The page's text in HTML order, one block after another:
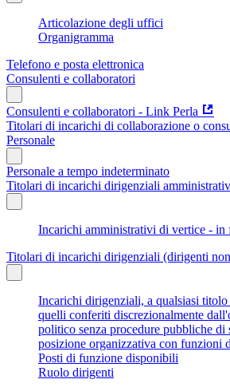
Articolazione degli uffici
Organigramma
Telefono e posta elettronica
Consulenti e collaboratori
Consulenti e collaboratori - Link Perla
Titolari di incarichi di collaborazione o
Personale
Personale a tempo indeterminato
Titolari di incarichi dirigenziali
Incarichi amministrativi di vertice - in
Titolari di incarichi dirigenziali (dirigenti
Incarichi dirigenziali, a qualsiasi
quelli conferiti discrezionalmente
politico senza procedure pubbliche di
posizione organizzativa con funzioni
Posti di funzione disponibili
Ruolo dirigenti